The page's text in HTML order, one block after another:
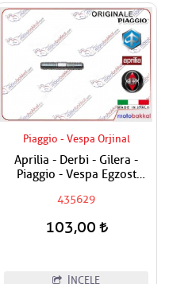
Piaggio - Vespa Orjinal
Aprilia - Derbi - Gilera -
Piaggio - Vespa Egzost
Fiyatıdır
435629
103,00
İNCELE